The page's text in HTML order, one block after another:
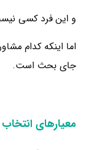
و این فرد کسی
اما اینکه کدام
جای بحث است.
معیارهای